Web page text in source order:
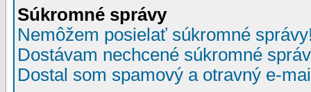
Súkromné správy
Nemôžem posielať súkromné
Dostávam nechcené súkromné
Dostal som spamový a otravný e-